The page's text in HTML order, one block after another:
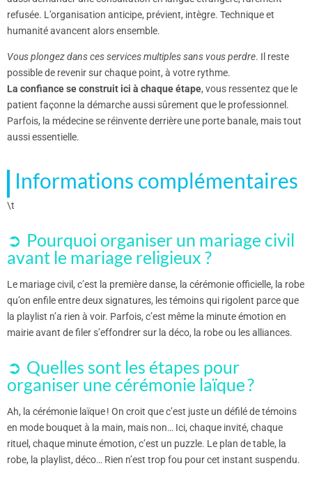
refusée. L’organisation anticipe, prévient, intègre. Technique et
humanité avancent alors ensemble.
Vous plongez dans ces services multiples sans vous perdre. Il reste
possible de revenir sur chaque point, à votre rythme.
La confiance se construit ici à chaque étape, vous ressentez que le
patient façonne la démarche aussi sûrement que le professionnel.
Parfois, la médecine se réinvente derrière une porte banale, mais tout
aussi essentielle.
Informations complémentaires
\t
Pourquoi organiser un mariage civil
avant le mariage religieux ?
Le mariage civil, c’est la première danse, la cérémonie officielle, la robe
qu’on enfile entre deux signatures, les témoins qui rigolent parce que
la playlist n’a rien à voir. Parfois, c’est même la minute émotion en
mairie avant de filer s’effondrer sur la déco, la robe ou les alliances.
Quelles sont les étapes pour
organiser une cérémonie laïque ?
Ah, la cérémonie laïque ! On croit que c’est juste un défilé de témoins
en mode bouquet à la main, mais non… Ici, chaque invité, chaque
rituel, chaque minute émotion, c’est un puzzle. Le plan de table, la
robe, la playlist, déco… Rien n’est trop fou pour cet instant suspendu.